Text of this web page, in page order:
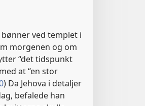
ved templet i
morgenen og om
“det tidspunkt
at “en stor
) Da Jehova i detaljer
befalede han